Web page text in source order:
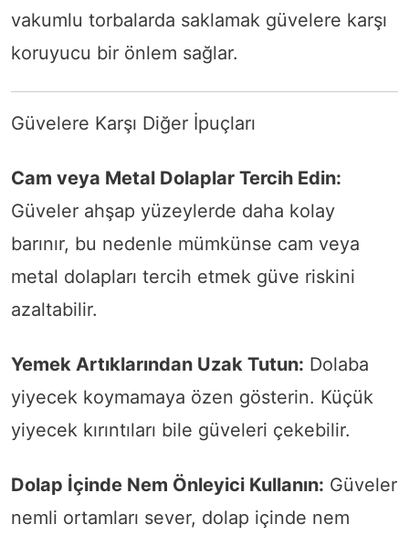
vakumlu torbalarda saklamak güvelere karşı
koruyucu bir önlem sağlar.
Güvelere Karşı Diğer İpuçları
Cam veya Metal Dolaplar Tercih Edin:
Güveler ahşap yüzeylerde daha kolay
barınır, bu nedenle mümkünse cam veya
metal dolapları tercih etmek güve riskini
azaltabilir.
Yemek Artıklarından Uzak Tutun: Dolaba
yiyecek koymamaya özen gösterin. Küçük
yiyecek kırıntıları bile güveleri çekebilir.
Dolap İçinde Nem Önleyici Kullanın: Güveler
nemli ortamları sever, dolap içinde nem